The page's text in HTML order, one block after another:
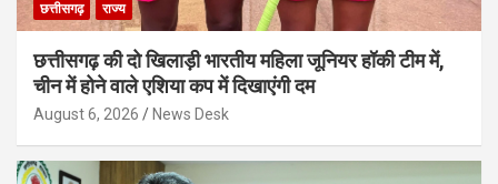
छत्तीसगढ़ राज्य
छत्तीसगढ़ की दो खिलाड़ी भारतीय महिला जूनियर हॉकी टीम में,
चीन में होने वाले एशिया कप में दिखाएंगी दम
August 6, 2026 News Desk